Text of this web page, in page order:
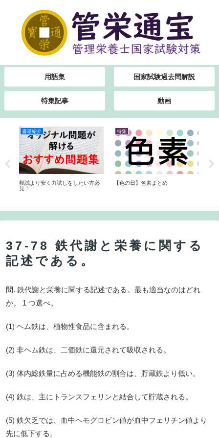
用語集 国家試験過去問解説
特集記事 動画
書籍紹介
模試より安く力試しをしたい方必
見！
特集
【色の日】色素まとめ
37-78 鉄代謝と栄養に関する
記述である。
問. 鉄代謝と栄養に関する記述である。最も適当なのはどれ
か。 1 つ選べ。
(1) ヘム鉄は、植物性食品に含まれる。
(2) 非ヘム鉄は、二価鉄に還元されて吸収される。
(3) 体内総鉄量に占める機能鉄の割合は、貯蔵鉄より低い。
(4) 鉄は、主にトランスフェリンと結合して貯蔵される。
(5) 鉄欠乏では、血中ヘモグロビン値が血中フェリチン値より
先に低下する。